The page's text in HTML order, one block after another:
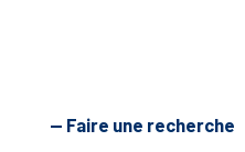
— Faire une recherche